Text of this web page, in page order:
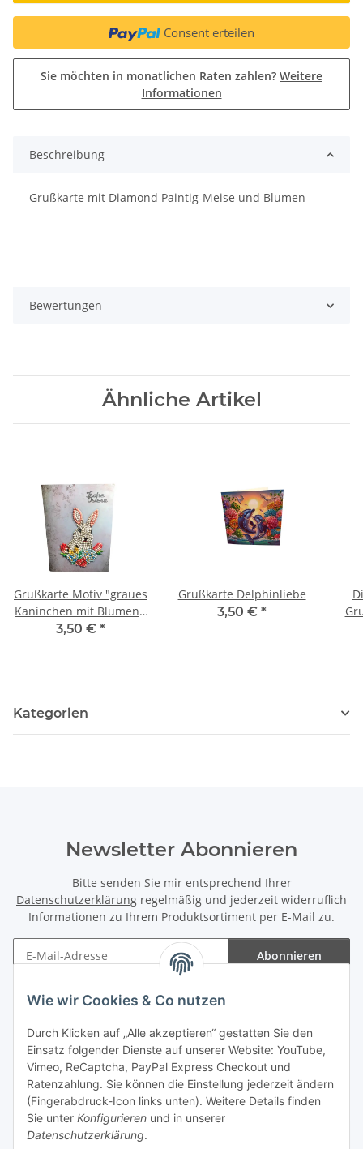
Wie wir Cookies & Co nutzen
Durch Klicken auf „Alle akzeptieren“ gestatten Sie den
Einsatz folgender Dienste auf unserer Website: YouTube,
Vimeo, ReCaptcha, PayPal Express Checkout und
Ratenzahlung. Sie können die Einstellung jederzeit ändern
(Fingerabdruck-Icon links unten). Weitere Details finden
Sie unter Konfigurieren und in unserer
Datenschutzerklärung.
Consent erteilen
Sie möchten in monatlichen Raten zahlen? Weitere
Informationen
Beschreibung
Grußkarte mit Diamond Paintig-Meise und Blumen
Bewertungen
Ähnliche Artikel
Grußkarte Motiv "graues
Kaninchen mit Blumen",
Schriftzug "Frohe
3,50 € *
Grußkarte Delphinliebe
3,50 € *
Kategorien
Newsletter Abonnieren
Bitte senden Sie mir entsprechend Ihrer
Datenschutzerklärung regelmäßig und jederzeit widerruflich
Informationen zu Ihrem Produktsortiment per E-Mail zu.
Abonnieren
Gesetzliche Informationen
Vertrag widerrufen